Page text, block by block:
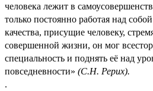
человека лежит в
только постоянно работая над
качества, присущие человеку,
совершенной жизни, он мог
специальность и поднять её над
повседневности» (С.Н. Рерих).
.